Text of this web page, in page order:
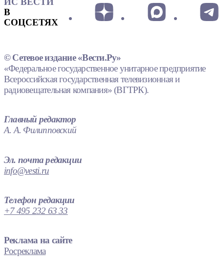
В
СОЦСЕТЯХ
© Сетевое издание «Вести.Ру»
«Федеральное государственное унитарное предприятие
Всероссийская государственная телевизионная и
радиовещательная компания» (ВГТРК).
Главный редактор
А. А. Филипповский
Эл. почта редакции
info@vesti.ru
Телефон редакции
+7 495 232 63 33
Реклама на сайте
Росреклама